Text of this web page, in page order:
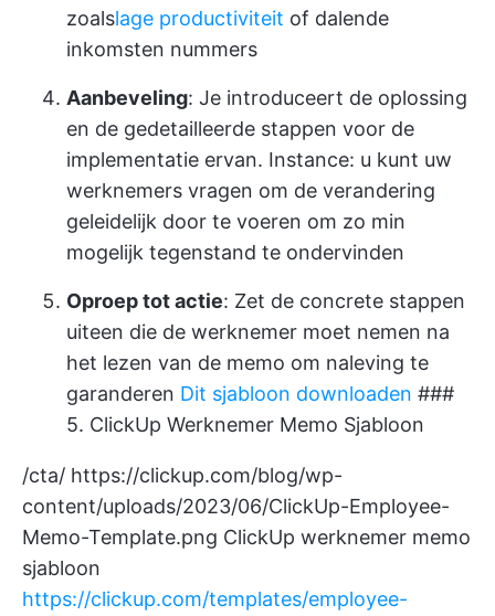
zoalslage productiviteit of dalende
inkomsten nummers
Aanbeveling: Je introduceert de oplossing
en de gedetailleerde stappen voor de
implementatie ervan. Instance: u kunt uw
werknemers vragen om de verandering
geleidelijk door te voeren om zo min
mogelijk tegenstand te ondervinden
Oproep tot actie: Zet de concrete stappen
uiteen die de werknemer moet nemen na
het lezen van de memo om naleving te
garanderen Dit sjabloon downloaden ###
5. ClickUp Werknemer Memo Sjabloon
/cta/ https://clickup.com/blog/wp-
content/uploads/2023/06/ClickUp-Employee-
Memo-Template.png ClickUp werknemer memo
sjabloon
https://clickup.com/templates/employee-